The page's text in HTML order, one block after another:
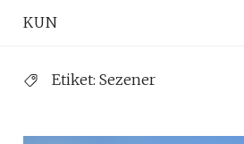
KUN
Etiket: Sezener